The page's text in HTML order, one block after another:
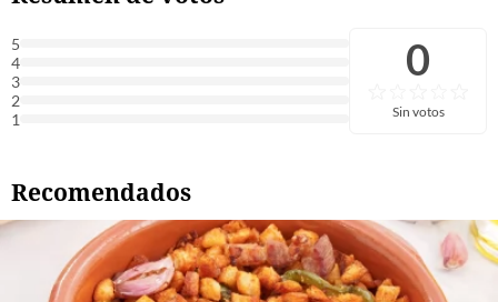
5
4
3
2
1
0
Sin votos
Recomendados